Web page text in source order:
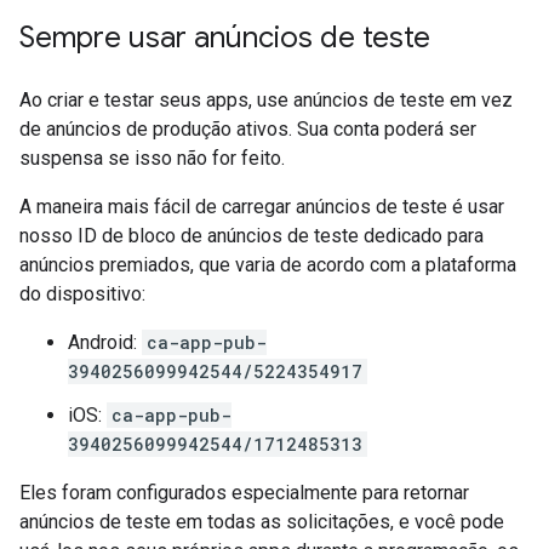
Sempre usar anúncios de teste
Ao criar e testar seus apps, use anúncios de teste em vez
de anúncios de produção ativos. Sua conta poderá ser
suspensa se isso não for feito.
A maneira mais fácil de carregar anúncios de teste é usar
nosso ID de bloco de anúncios de teste dedicado para
anúncios premiados, que varia de acordo com a plataforma
do dispositivo:
Android: ca-app-pub-
3940256099942544/5224354917
iOS: ca-app-pub-
3940256099942544/1712485313
Eles foram configurados especialmente para retornar
anúncios de teste em todas as solicitações, e você pode